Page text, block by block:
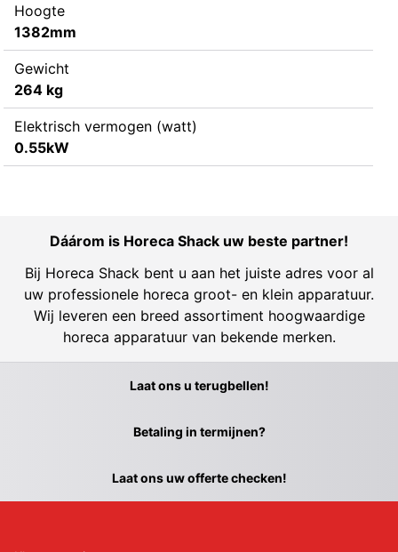
Hoogte
1382mm
Gewicht
264 kg
Elektrisch vermogen (watt)
0.55kW
Dáárom is Horeca Shack uw beste partner!
Bij Horeca Shack bent u aan het juiste adres voor al
uw professionele horeca groot- en klein apparatuur.
Wij leveren een breed assortiment hoogwaardige
horeca apparatuur van bekende merken.
Laat ons u terugbellen!
Betaling in termijnen?
Laat ons uw offerte checken!